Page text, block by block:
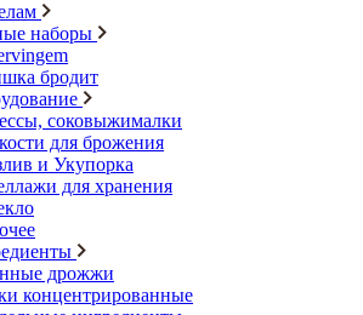
наборы
бродит
соковыжималки
для брожения
и Укупорка
для хранения
дрожжи
концентрированные